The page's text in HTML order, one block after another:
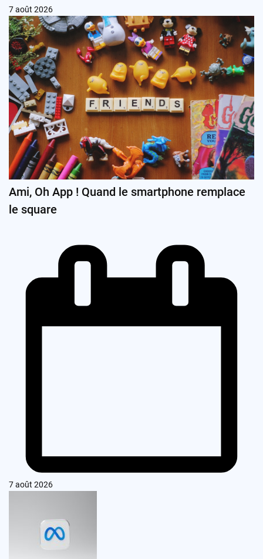
7 août 2026
Ami, Oh App ! Quand le smartphone remplace
le square
7 août 2026